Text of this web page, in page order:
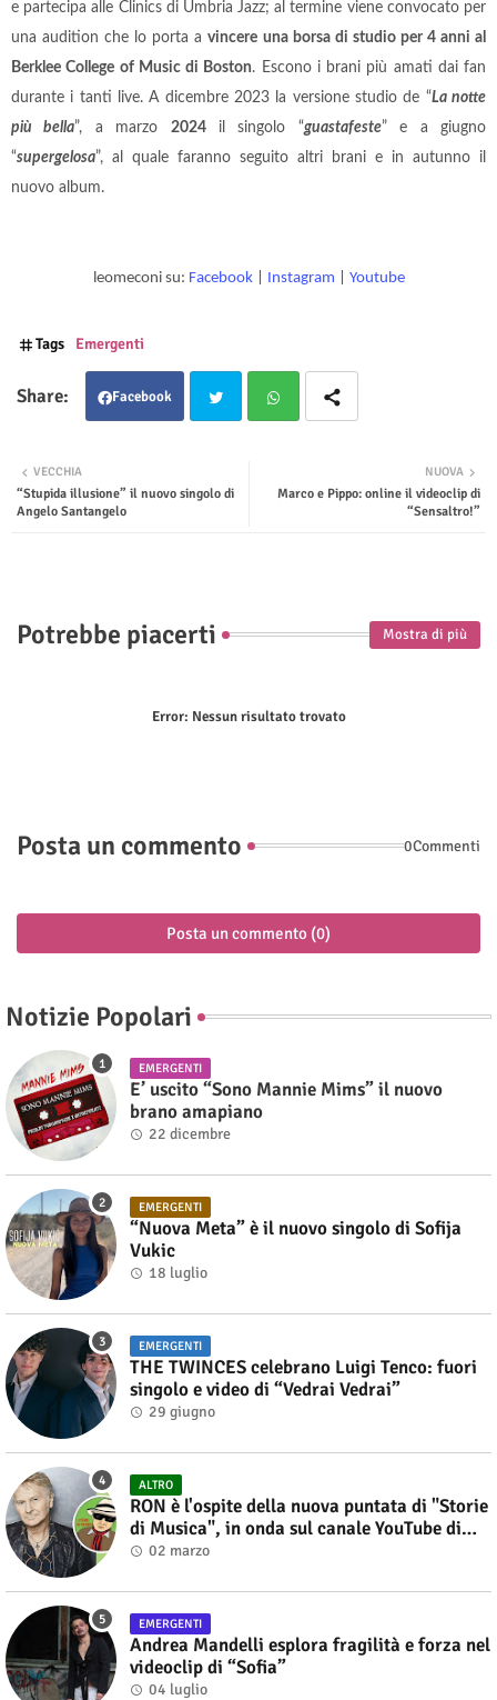
e partecipa alle Clinics di Umbria Jazz; al termine viene convocato per
una audition che lo porta avincere una borsa di studio per 4 anni al
Berklee College of Music di Boston. Escono i brani più amati dai fan
durante i tanti live. A dicembre 2023 la versione studio de “La notte
più bella”, a marzo 2024il singolo “guastafeste” e a giugno
“supergelosa”, al quale faranno seguito altri brani e in autunno il
nuovo album.
leomeconi su: Facebook| Instagram Youtube
Tags Emergenti
Facebook
ter tsap
NUOVA
Marco e Pippo: online il videoclip di
“Sensaltro!”
VECCHIA
“Stupida illusione” il nuovo singolo di
Angelo Santangelo
Potrebbe piacerti Mostra di più
Error: Nessun risultato trovato
Posta un commento 0Commenti
Posta un commento (0)
Notizie Popolari
EMERGENTI
E’ uscito “Sono Mannie Mims” il nuovo
brano amapiano
22 dicembre
EMERGENTI
“Nuova Meta” è il nuovo singolo di Sofija
Vukic
18 luglio
EMERGENTI
THE TWINCES celebrano Luigi Tenco: fuori
singolo e video di “Vedrai Vedrai”
29 giugno
ALTRO
RON è l'ospite della nuova puntata di "Storie
di Musica", in onda sul canale YouTube di
Alberto Salerno
02 marzo
EMERGENTI
Andrea Mandelli esplora fragilità e forza nel
videoclip di “Sofia”
04 luglio